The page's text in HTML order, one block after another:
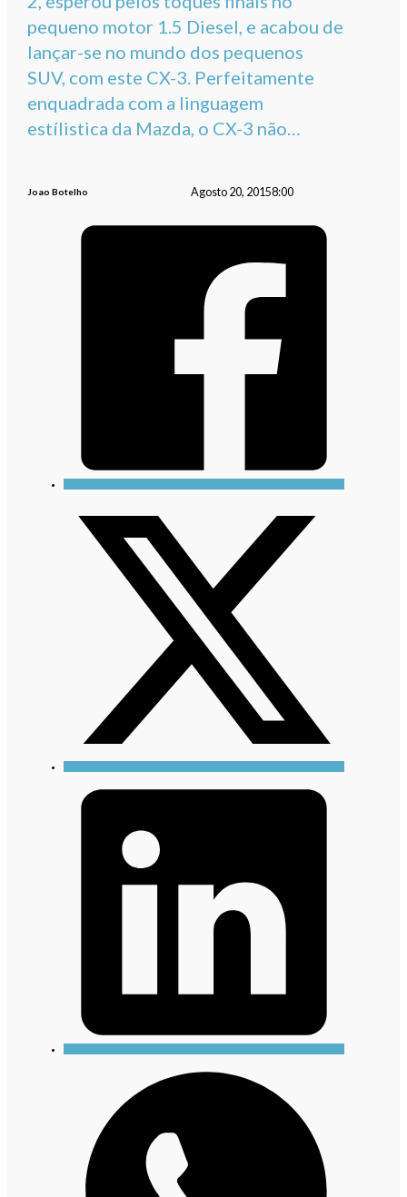
pequeno motor 1.5 Diesel, e acabou de
lançar-se no mundo dos pequenos
SUV, com este CX-3. Perfeitamente
enquadrada com a linguagem
estílistica da Mazda, o CX-3 não…
Joao Botelho Agosto 20, 20158:00